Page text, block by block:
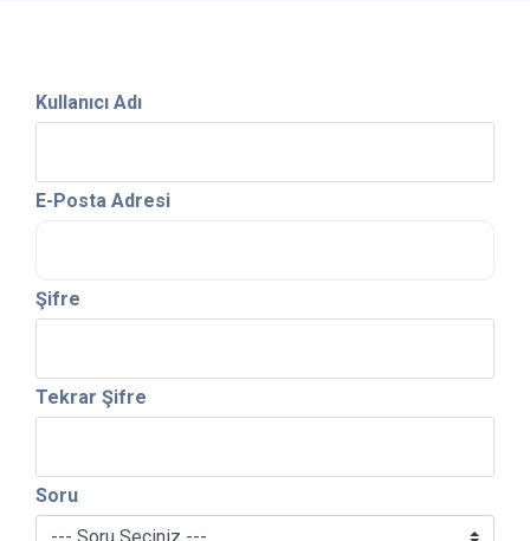
Kullanıcı Adı
E-Posta Adresi
Şifre
Tekrar Şifre
Soru